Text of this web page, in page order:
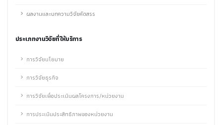
ผลงานและบทความวิจัยคัดสรร
ประเภทงานวิจัยที่ให้บริการ
การวิจัยนโยบาย
การวิจัยธุรกิจ
การวิจัยเพื่อประเมินผลโครงการ/หน่วยงาน
การประเมินประสิทธิภาพของหน่วยงาน